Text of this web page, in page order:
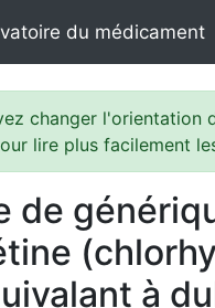
du médicament
changer l'orientation
lire plus facilement
de
à